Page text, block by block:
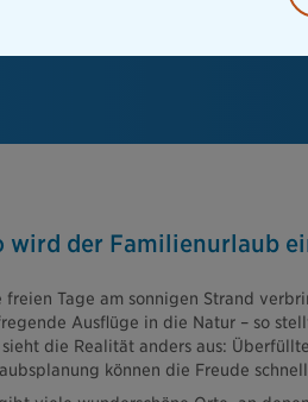
wird der Familienurlaub
freien Tage am sonnigen Strand
Ausflüge in die Natur – so
die Realität anders aus:
können die Freude